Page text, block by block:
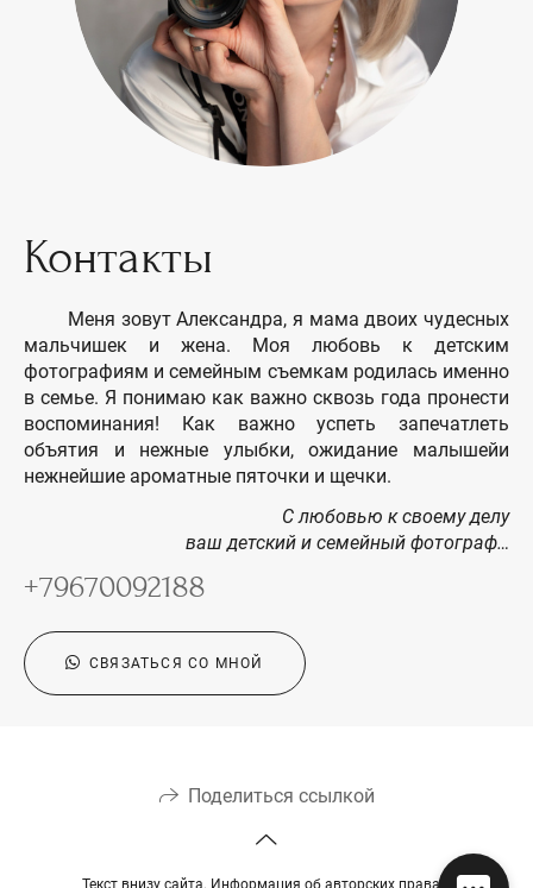
Контакты
Меня зовут Александра, я мама двоих чудесных
мальчишек и жена. Моя любовь к детским
фотографиям и семейным съемкам родилась именно
в семье. Я понимаю как важно сквозь года пронести
воспоминания! Как важно успеть запечатлеть
объятия и нежные улыбки, ожидание малышейи
нежнейшие ароматные пяточки и щечки.
С любовью к своему делу
ваш детский и семейный фотограф…
+79670092188
СВЯЗАТЬСЯ СО МНОЙ
Поделиться ссылкой
Текст внизу сайта. Информация об авторских правах.